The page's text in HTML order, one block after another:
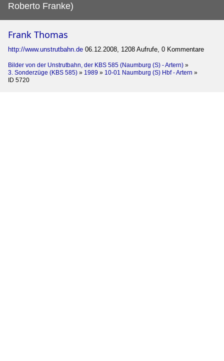
Roberto Franke)
Frank Thomas
http://www.unstrutbahn.de 06.12.2008, 1208 Aufrufe, 0 Kommentare
Bilder von der Unstrutbahn, der KBS 585 (Naumburg (S) - Artern) »
3. Sonderzüge (KBS 585) » 1989 » 10-01 Naumburg (S) Hbf - Artern »
ID 5720